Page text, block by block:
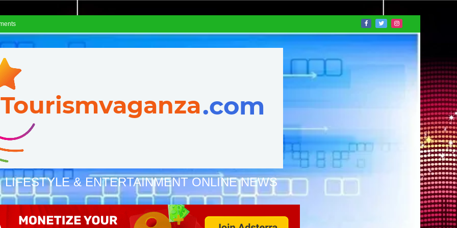
LIFESTYLE & ENTERTAINMENT ONLINE NEWS